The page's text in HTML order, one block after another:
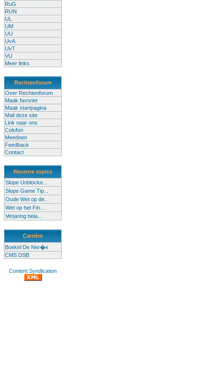
RuG
RUN
UL
UM
UU
UvA
UvT
VU
Meer links
Rechtenforum
Over Rechtenforum
Maak favoriet
Maak startpagina
Mail deze site
Link naar ons
Colofon
Meedoen
Feedback
Contact
Recente topics
Slope Unblocke...
Slope Game Tip...
Oude Wet op de...
Wet op het Fin...
Verjaring bela...
Carrière
Boekel De Ner�e
CMS DSB
Content Syndication